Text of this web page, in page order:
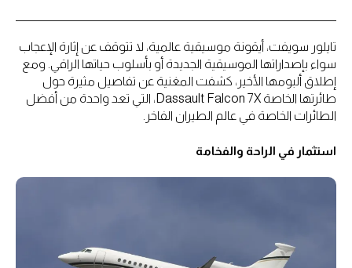
تايلور سويفت، أيقونة موسيقية عالمية، لا تتوقف عن إثارة الإعجاب
سواء بإصداراتها الموسيقية الجديدة أو بأسلوب حياتها الراقي. ومع
إطلاق ألبومها الأخير، كشفت المغنية عن تفاصيل مثيرة حول
طائرتها الخاصة Dassault Falcon 7X، التي تعد واحدة من أفضل
الطائرات الخاصة في عالم الطيران الفاخر.
استثمار في الراحة والفخامة